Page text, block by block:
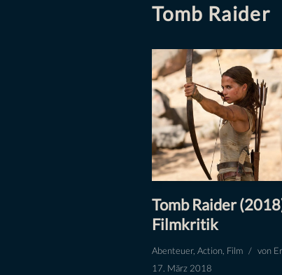
Tomb Raider
Tomb Raider
Filmkritik
Abenteuer, Action, Film von
17. März 2018